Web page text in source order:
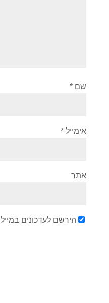
שם *
אימייל *
אתר
הירשם לעדכונים במייל